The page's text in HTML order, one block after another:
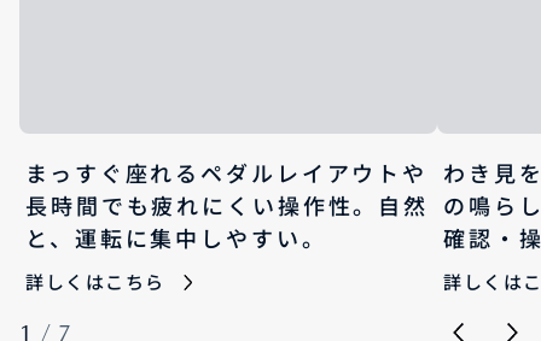
まっすぐ座れるペダルレイアウトや
長時間でも疲れにくい操作性。自然
と、運転に集中しやすい。
詳しくはこちら
わき見
の鳴ら
確認・
詳しくは
1 / 7